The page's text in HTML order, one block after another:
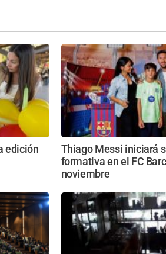
edición
Thiago Messi iniciará
formativa en el FC
noviembre